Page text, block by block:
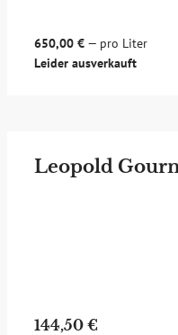
650,00 € — pro Liter
Leider ausverkauft
Leopold
144,50 €